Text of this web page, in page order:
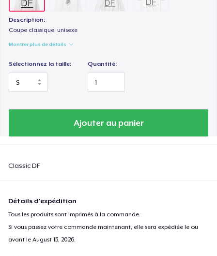
Description:
Coupe classique, unisexe
Montrer plus de détails
Sélectionnez la taille: Quantité:
Ajouter au panier
Classic DF
Détails d'expédition
Tous les produits sont imprimés à la commande.
Si vous passez votre commande maintenant, elle sera expédiée le ou
avant leAugust 15, 2026.